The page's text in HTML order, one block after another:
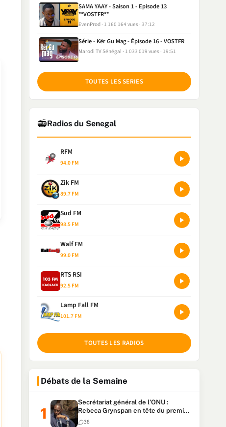
SAMA YAAY - Saison 1 - Episode 13
**VOSTFR**
EvenProd 1 160 164 vues 37:12
Série - Kër Gu Mag - Épisode 16 - VOSTFR
Marodi TV Sénégal 1 033 019 vues 19:51
TOUTES LES SERIES
📻Radios du Senegal
RFM
94.0 FM
Zik FM
89.7 FM
Sud FM
98.5 FM
Walf FM
99.0 FM
RTS RSI
92.5 FM
Lamp Fall FM
101.7 FM
TOUTES LES RADIOS
Débats de la Semaine
Secrétariat général de l’ONU :
Rebeca Grynspan en tête du premier
vote, Macky Sall pointe à la 5ᵉ place
38